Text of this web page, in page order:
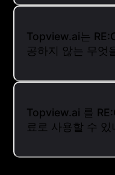
Topview.ai는
공하지 않는 무엇
Topview.ai 를
료로 사용할 수 있